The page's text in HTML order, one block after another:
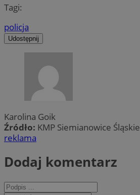
Tagi:
policja
Udostępnij
Karolina Goik
Źródło: KMP Siemianowice Śląskie
reklama
Dodaj komentarz